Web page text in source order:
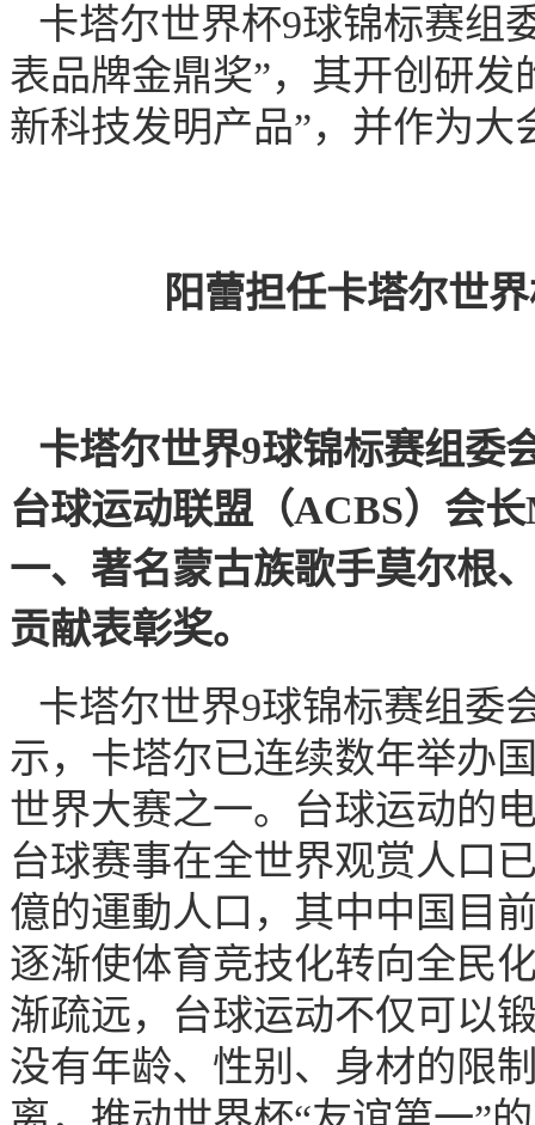
卡塔尔世界杯9球锦标赛组
表品牌金鼎奖”，其开创研发
新科技发明产品”，并作为大
阳蕾担任卡塔尔世
卡塔尔世界9球锦标赛组委
台球运动联盟（ACBS）会
一、著名蒙古族歌手莫尔根
贡献表彰奖。
卡塔尔世界9球锦标赛组委
示，卡塔尔已连续数年举办
世界大赛之一。台球运动的
台球赛事在全世界观赏人口
億的運動人口，其中中国目
逐渐使体育竞技化转向全民
渐疏远，台球运动不仅可以
没有年龄、性别、身材的限